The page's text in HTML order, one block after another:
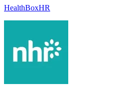
HealthBoxHR